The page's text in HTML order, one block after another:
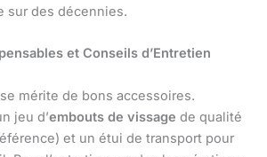
sur des décennies.
et Conseils d’Entretien
mérite de bons accessoires.
jeu d’embouts de vissage de qualité
et un étui de transport pour